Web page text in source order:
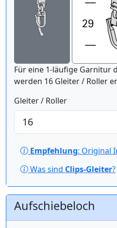
Für eine 1-läufige Garnitur
werden 16 Gleiter / Roller
Gleiter / Roller
Empfehlung: Original
Was sind Clips-Gleiter?
Aufschiebeloch